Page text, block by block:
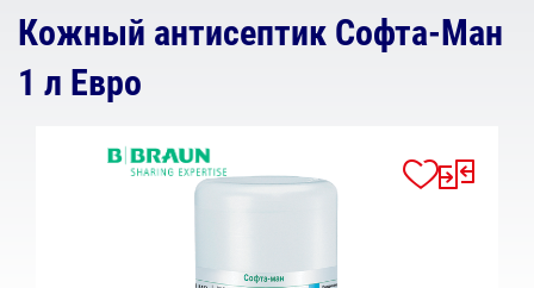
Кожный антисептик Софта-Ман
1 л Евро